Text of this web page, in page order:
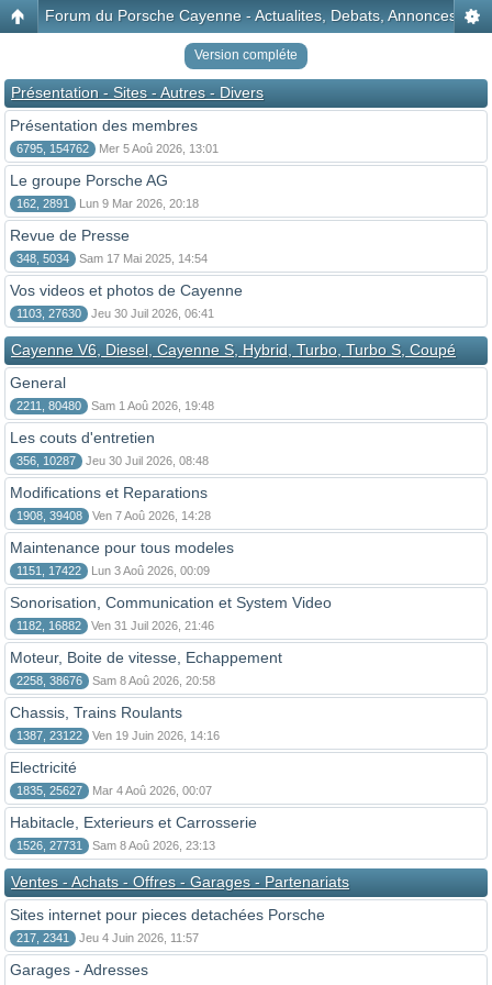
Forum du Porsche Cayenne - Actualites, Debats, Annonces,
Version compléte
Présentation - Sites - Autres - Divers
Présentation des membres
6795, 154762 Mer 5 Aoû 2026, 13:01
Le groupe Porsche AG
162, 2891 Lun 9 Mar 2026, 20:18
Revue de Presse
348, 5034 Sam 17 Mai 2025, 14:54
Vos videos et photos de Cayenne
1103, 27630 Jeu 30 Juil 2026, 06:41
Cayenne V6, Diesel, Cayenne S, Hybrid, Turbo, Turbo S, Coupé
General
2211, 80480 Sam 1 Aoû 2026, 19:48
Les couts d'entretien
356, 10287 Jeu 30 Juil 2026, 08:48
Modifications et Reparations
1908, 39408 Ven 7 Aoû 2026, 14:28
Maintenance pour tous modeles
1151, 17422 Lun 3 Aoû 2026, 00:09
Sonorisation, Communication et System Video
1182, 16882 Ven 31 Juil 2026, 21:46
Moteur, Boite de vitesse, Echappement
2258, 38676 Sam 8 Aoû 2026, 20:58
Chassis, Trains Roulants
1387, 23122 Ven 19 Juin 2026, 14:16
Electricité
1835, 25627 Mar 4 Aoû 2026, 00:07
Habitacle, Exterieurs et Carrosserie
1526, 27731 Sam 8 Aoû 2026, 23:13
Ventes - Achats - Offres - Garages - Partenariats
Sites internet pour pieces detachées Porsche
217, 2341 Jeu 4 Juin 2026, 11:57
Garages - Adresses